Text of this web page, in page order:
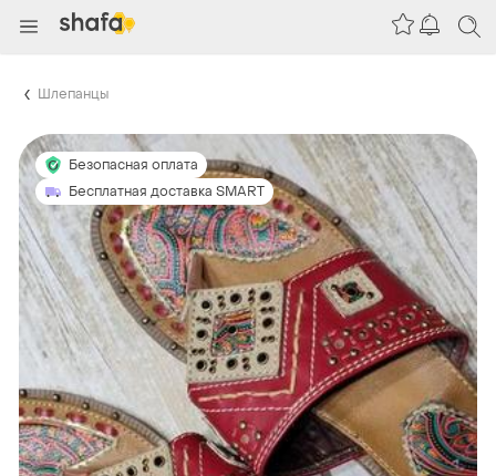
Шлепанцы
Безопасная оплата
Бесплатная доставка SMART